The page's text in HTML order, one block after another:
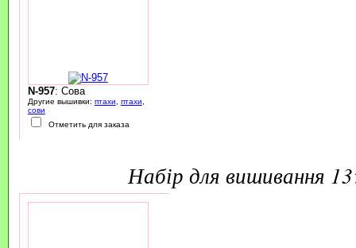
N-957: Сова
Другие вышивки: птахи, птахи,
сови
Отметить для заказа
набір для вишивання